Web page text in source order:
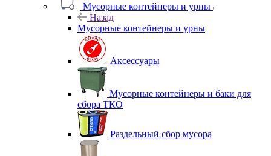
Мусорные контейнеры и урны
Назад
Мусорные контейнеры и урны
Аксессуары
Мусорные контейнеры и баки для
сбора ТКО
Раздельный сбор мусора